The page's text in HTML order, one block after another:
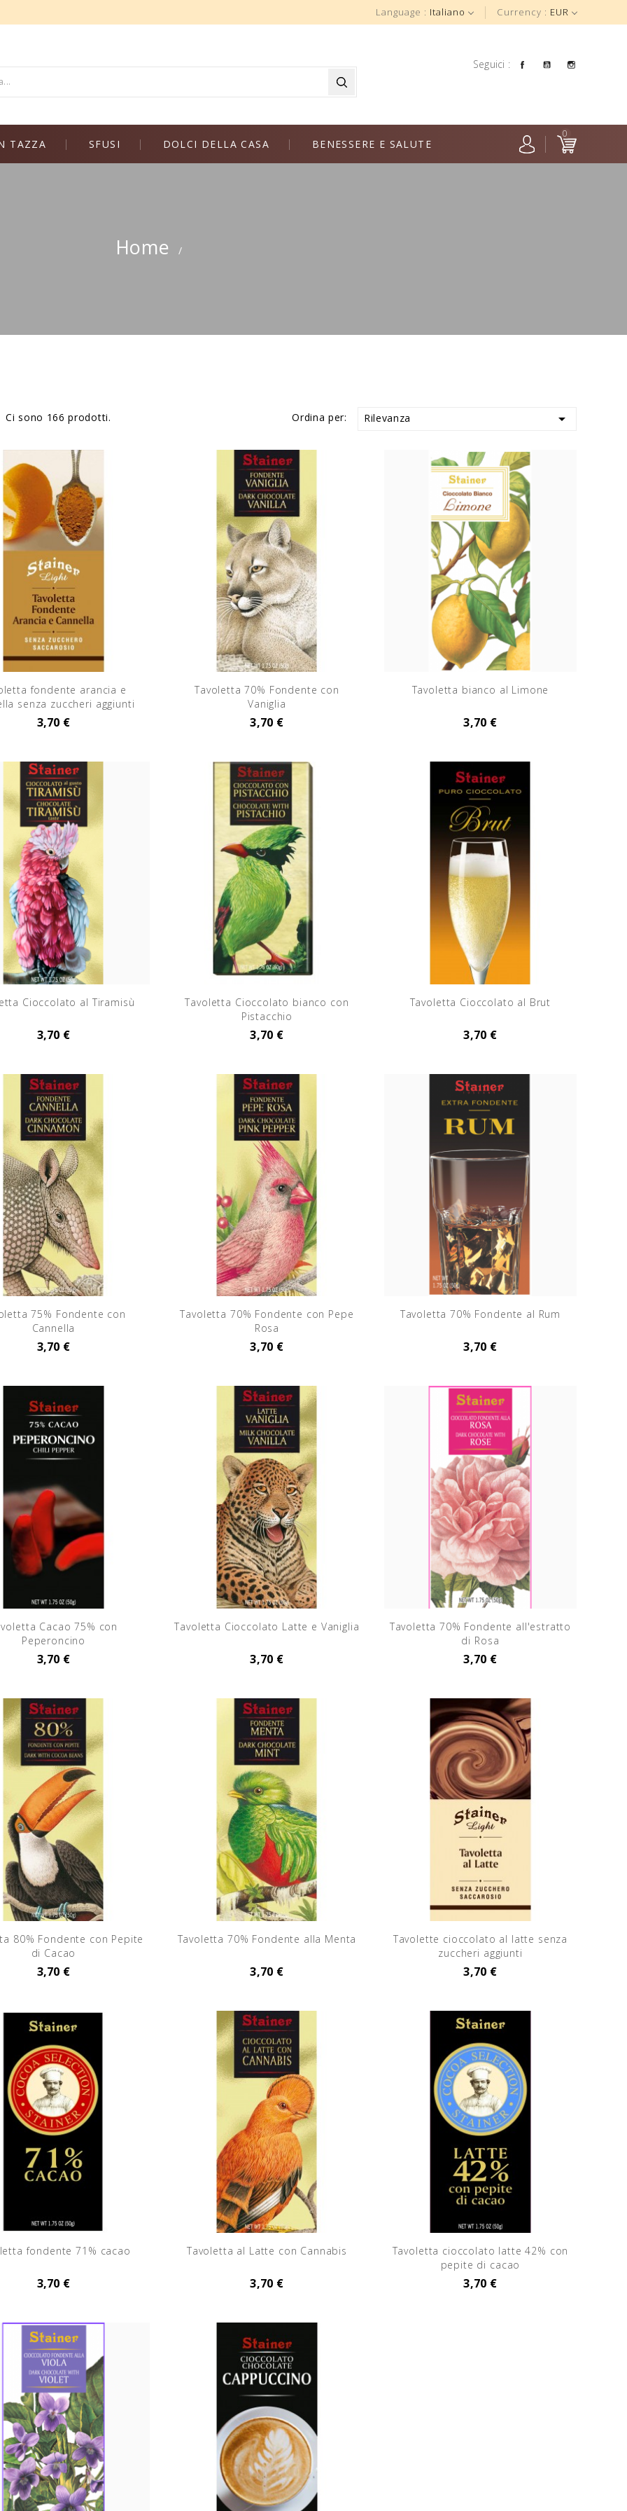
Currency : EUR
Language : Italiano
Seguici : FacebookYouTube
TAZZA SFUSI DOLCI DELLA CASA BENESSERE E SALUTE
0
Home
Ci sono 166 prodotti. Ordina per: Rilevanza 
fondente arancia e
senza zuccheri aggiunti
3,70 €
Tavoletta 70% Fondente con
Vaniglia
3,70 €
Tavoletta bianco al Limone
3,70 €
Cioccolato al Tiramisù
3,70 €
Tavoletta Cioccolato bianco con
Pistacchio
3,70 €
Tavoletta Cioccolato al Brut
3,70 €
75% Fondente con
Cannella
3,70 €
Tavoletta 70% Fondente con Pepe
Rosa
3,70 €
Tavoletta 70% Fondente al Rum
3,70 €
Cacao 75% con
Peperoncino
3,70 €
Tavoletta Cioccolato Latte e Vaniglia
3,70 €
Tavoletta 70% Fondente all'estratto
di Rosa
3,70 €
80% Fondente con Pepite
di Cacao
3,70 €
Tavoletta 70% Fondente alla Menta
3,70 €
Tavolette cioccolato al latte senza
zuccheri aggiunti
3,70 €
fondente 71% cacao
3,70 €
Tavoletta al Latte con Cannabis
3,70 €
Tavoletta cioccolato latte 42% con
pepite di cacao
3,70 €